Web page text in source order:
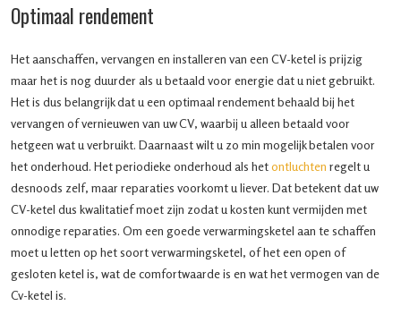
Optimaal rendement
Het aanschaffen, vervangen en installeren van een CV-ketel is prijzig
maar het is nog duurder als u betaald voor energie dat u niet gebruikt.
Het is dus belangrijk dat u een optimaal rendement behaald bij het
vervangen of vernieuwen van uw CV, waarbij u alleen betaald voor
hetgeen wat u verbruikt. Daarnaast wilt u zo min mogelijk betalen voor
het onderhoud. Het periodieke onderhoud als hetontluchten regelt u
desnoods zelf, maar reparaties voorkomt u liever. Dat betekent dat uw
CV-ketel dus kwalitatief moet zijn zodat u kosten kunt vermijden met
onnodige reparaties. Om een goede verwarmingsketel aan te schaffen
moet u letten op het soort verwarmingsketel, of het een open of
gesloten ketel is, wat de comfortwaarde is en wat het vermogen van de
Cv-ketel is.